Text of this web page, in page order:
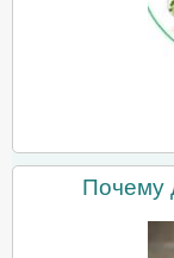
Почему